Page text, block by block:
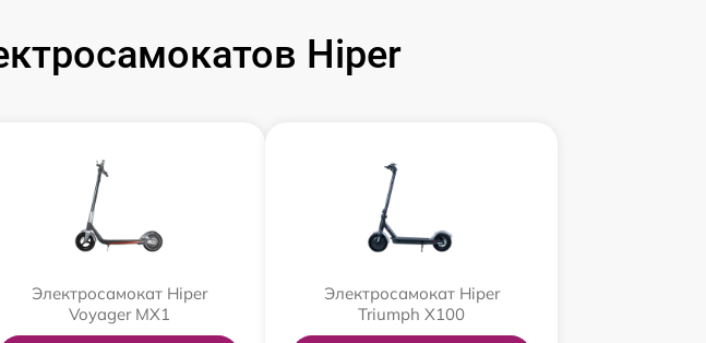
Hiper
Электросамокат Hiper
Voyager MX1
Электросамокат Hiper
Triumph X100